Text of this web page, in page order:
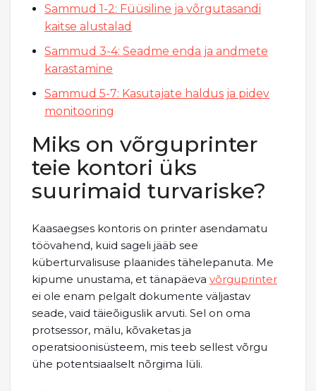
Sammud 1-2: Füüsiline ja võrgutasandi
kaitse alustalad
Sammud 3-4: Seadme enda ja andmete
karastamine
Sammud 5-7: Kasutajate haldus ja pidev
monitooring
Miks on võrguprinter
teie kontori üks
suurimaid turvariske?
Kaasaegses kontoris on printer asendamatu
töövahend, kuid sageli jääb see
küberturvalisuse plaanides tähelepanuta. Me
kipume unustama, et tänapäeva võrguprinter
ei ole enam pelgalt dokumente väljastav
seade, vaid täieõiguslik arvuti. Sel on oma
protsessor, mälu, kõvaketas ja
operatsioonisüsteem, mis teeb sellest võrgu
ühe potentsiaalselt nõrgima lüli.